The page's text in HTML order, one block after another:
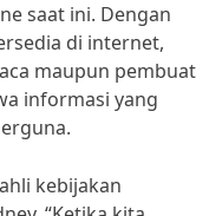
saat ini. Dengan
di internet,
maupun pembuat
informasi yang
kebijakan